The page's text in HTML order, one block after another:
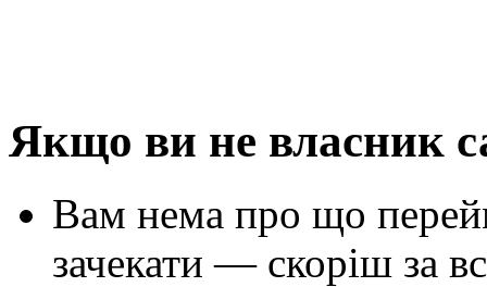
Якщо ви не власник
Вам нема про що
зачекати — скоріш за